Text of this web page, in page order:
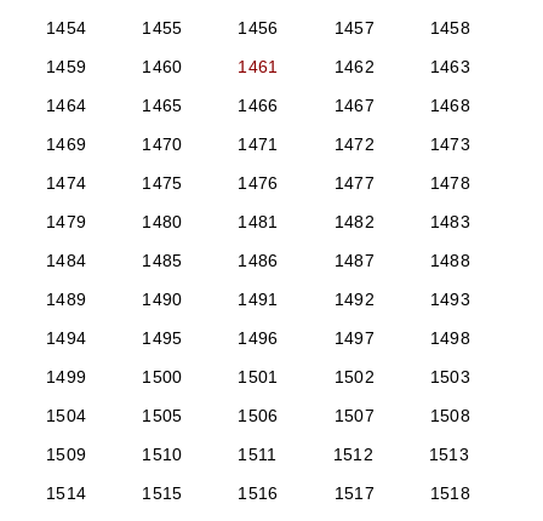
1454
1455 1456 1457
1458
1459
1460 1461 1462
1463
1464
1465 1466 1467
1468
1469
1470 1471 1472
1473
1474
1475 1476 1477
1478
1479
1480 1481 1482
1483
1484
1485 1486 1487
1488
1489
1490 1491 1492
1493
1494
1495 1496 1497
1498
1499
1500 1501 1502
1503
1504
1505 1506 1507
1508
1509
1510 1511 1512
1513
1514
1515 1516 1517
1518